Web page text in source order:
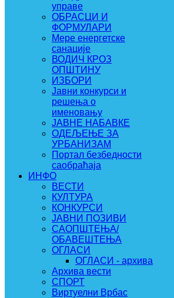
управе
ОБРАСЦИ И
ФОРМУЛАРИ
Мере енергетске
санације
ВОДИЧ КРОЗ
ОПШТИНУ
ИЗБОРИ
Јавни конкурси и
решења о
именовању
ЈАВНЕ НАБАВКЕ
ОДЕЉЕЊЕ ЗА
УРБАНИЗАМ
Портал безбедности
саобраћаја
ИНФО
ВЕСТИ
КУЛТУРА
КОНКУРСИ
ЈАВНИ ПОЗИВИ
САОПШТЕЊА/
ОБАВЕШТЕЊА
ОГЛАСИ
ОГЛАСИ - архива
Архива вести
СПОРТ
Виртуелни Врбас